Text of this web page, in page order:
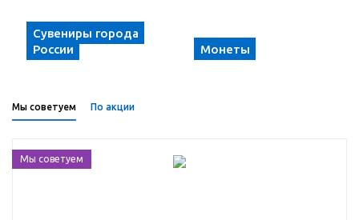
Сувениры города
России
Монеты
Мы советуем По акции
Мы советуем